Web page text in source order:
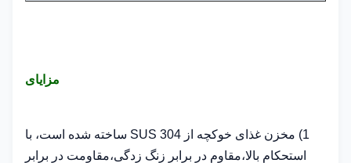
مزایای
1) مخزن غذای خوکچه از SUS 304 ساخته شده است، با
استحکام بالا،مقاوم در برابر زنگ زدگی،مقاومت در برابر